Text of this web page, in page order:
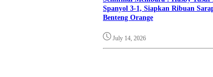
Spanyol 3-1, Siapkan Ribuan
Benteng Orange
July 14, 2026